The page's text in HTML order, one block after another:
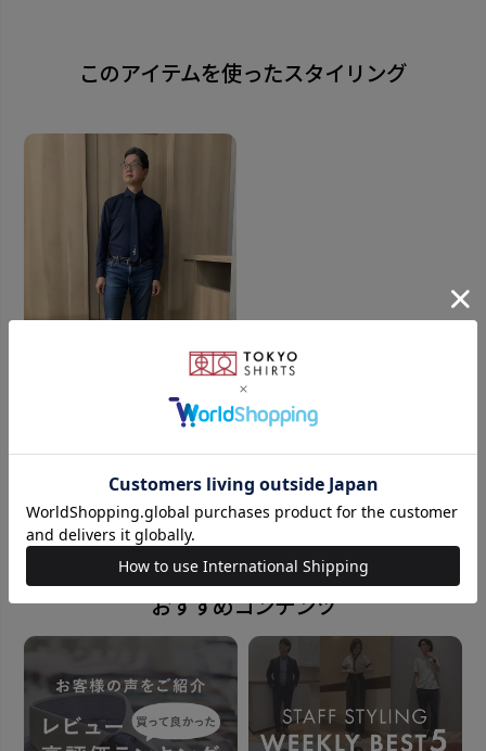
タイと組み合わせたファッショナブルなネクタイ。
ビジネスコーデに愛らしいミッキーデザインを 取り入
れてお洒落を楽しみましょう。
ウォッシャブルネクタイ
お気に入りのネクタイを、いつでもキレイにでき、長く
ご愛用頂けます。
■著作権 (C)Disney
ポリエステル100%
全長：約145cm 大剣幅：6.5cm
発売日
このアイテムを使ったスタイリング
おすすめコンテンツ